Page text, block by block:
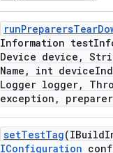
runPreparersTear
Information test
Device device ,
Name , int device
Logger logger,
exception ,
setTestTag(IBuild
IConfiguration